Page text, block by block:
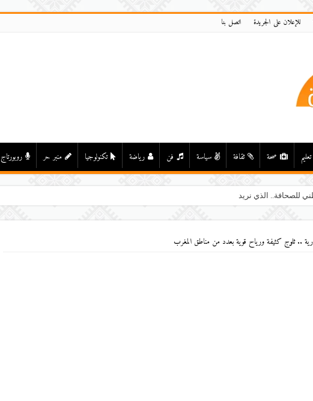
للإعلان على الجريدة اتصل بنا
تعليم صحة ثقافة سياسة فن رياضة تكنولوجيا منبر حر روبورتاج
للصحافة.. الذي نريد
.. ثلوج كثيفة ورياح قوية بعدد من مناطق المغرب